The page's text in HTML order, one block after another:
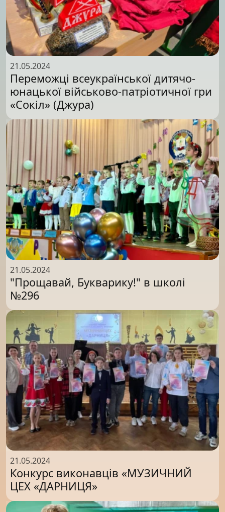
21.05.2024
Переможці всеукраїнської дитячо-
юнацької військово-патріотичної гри
«Сокіл» (Джура)
21.05.2024
"Прощавай, Букварику!" в школі
№296
21.05.2024
Конкурс виконавців «МУЗИЧНИЙ
ЦЕХ «ДАРНИЦЯ»